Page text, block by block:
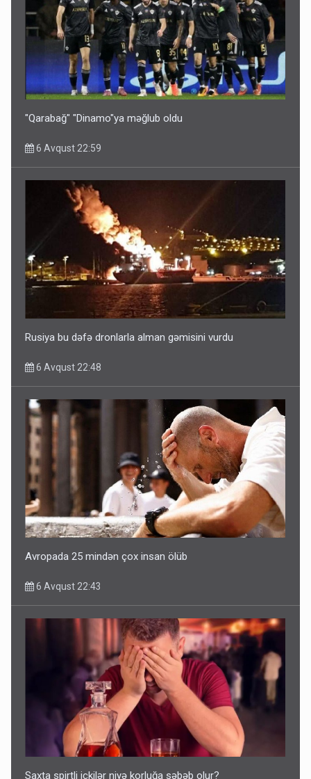
Bu ölkələrə şəxsiyyət vəsiqəsi ilə gedə biləcəksiniz -
SİYAHI
6 Avqust 10:53
Ərdoğana sui-qəsd planının iştirakçısı detalları açıqladı
"Qarabağ" "Dinamo"ya məğlub oldu
6 Avqust 22:59
Rusiya bu dəfə dronlarla alman gəmisini vurdu
6 Avqust 22:48
Avropada 25 mindən çox insan ölüb
6 Avqust 22:43
Saxta spirtli içkilər niyə korluğa səbəb olur?